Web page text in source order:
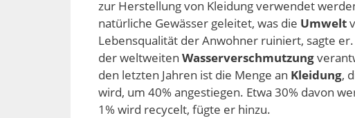
zur Herstellung von Kleidung verwendet
natürliche Gewässer geleitet, was die Umwelt
Lebensqualität der Anwohner ruiniert, sagte
der weltweiten Wasserverschmutzung
den letzten Jahren ist die Menge an Kleidung,
wird, um 40% angestiegen. Etwa 30% davon
1% wird recycelt, fügte er hinzu.